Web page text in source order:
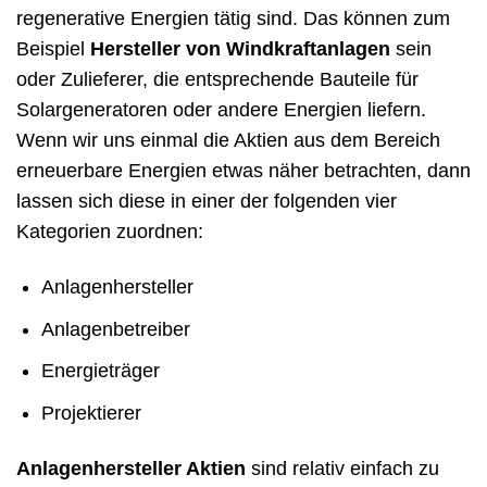
regenerative Energien tätig sind. Das können zum
Beispiel Hersteller von Windkraftanlagen sein
oder Zulieferer, die entsprechende Bauteile für
Solargeneratoren oder andere Energien liefern.
Wenn wir uns einmal die Aktien aus dem Bereich
erneuerbare Energien etwas näher betrachten, dann
lassen sich diese in einer der folgenden vier
Kategorien zuordnen:
Anlagenhersteller
Anlagenbetreiber
Energieträger
Projektierer
Anlagenhersteller Aktien sind relativ einfach zu